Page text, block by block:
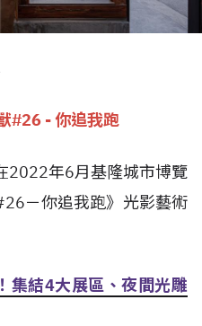
#26 - 你追我跑
2022年6月基隆城市博覽
－你追我跑》光影藝術
集結4大展區、夜間光雕